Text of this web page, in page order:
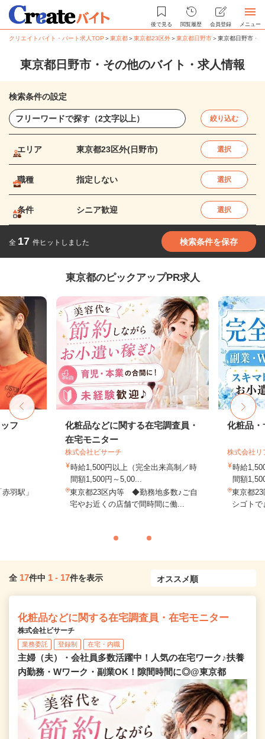
後で見る 閲覧履歴 会員登録 メニュー
クリエイトバイト・パート求人TOP ＞東京都＞東京都23区外＞東京都日野市＞東京都日野市・
東京都日野市・その他のバイト・求人情報
検索条件の設定
絞り込む
エリア 東京都23区外(日野市) 選択
職種 指定しない 選択
条件 シニア歓迎 選択
全 17 件ヒットしました 検索条件を保存
東京都のピックアップPR求人
フ
羽駅」
化粧品などに関する在宅調査員・
在宅モニター
株式会社ビサーチ
時給1,500円以上（完全出来高制／時
間額1,500円～5,00...
東京都23区内等 ◆勤務地多数♪ご自
宅やお近くの店舗で間時間に働...
化粧品・
株式会社リ
時給
間額
東京都
シゴト
全 17件中 1 - 17件を表示
化粧品などに関する在宅調査員・在宅モニター
株式会社ビサーチ
業務委託 登録制 在宅・内職
主婦（夫）・会社員多数活躍中！人気の在宅ワーク♪扶養
内勤務・Wワーク・副業OK！隙間時間に◎@東京都